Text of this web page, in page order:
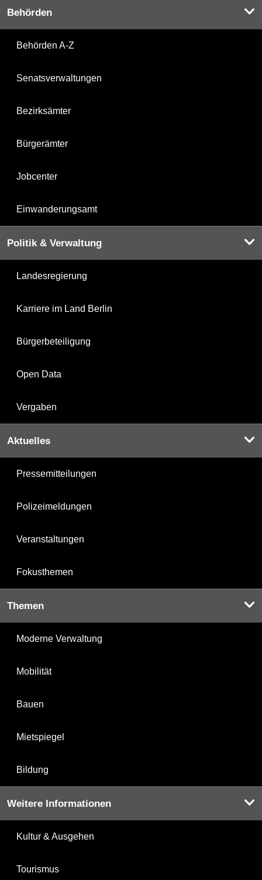
Behörden
Behörden A-Z
Senatsverwaltungen
Bezirksämter
Bürgerämter
Jobcenter
Einwanderungsamt
Politik & Verwaltung
Landesregierung
Karriere im Land Berlin
Bürgerbeteiligung
Open Data
Vergaben
Aktuelles
Pressemitteilungen
Polizeimeldungen
Veranstaltungen
Fokusthemen
Themen
Moderne Verwaltung
Mobilität
Bauen
Mietspiegel
Bildung
Weitere Informationen
Kultur & Ausgehen
Tourismus